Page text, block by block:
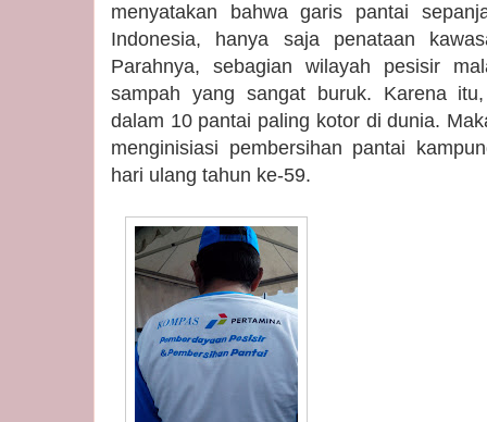
menyatakan bahwa garis pantai
Indonesia, hanya saja penataan
Parahnya, sebagian wilayah pesisir
sampah yang sangat buruk. Karena
dalam 10 pantai paling kotor di dunia.
menginisiasi pembersihan pantai
hari ulang tahun ke-59.